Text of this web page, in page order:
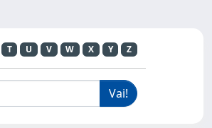
T U V W X Y Z